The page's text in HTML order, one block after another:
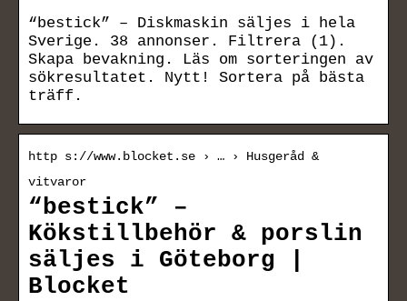
“bestick” – Diskmaskin säljes i hela
Sverige. 38 annonser. Filtrera (1).
Skapa bevakning. Läs om sorteringen av
sökresultatet. Nytt! Sortera på bästa
träff.
http s://www.blocket.se › … › Husgeråd &
vitvaror
“bestick” –
Kökstillbehör & porslin
säljes i Göteborg |
Blocket